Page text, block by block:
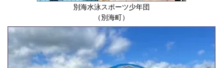
別海水泳スポーツ少年団
（別海町）